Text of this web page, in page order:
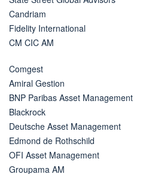
Candriam
Fidelity International
CM CIC AM
Comgest
Amiral Gestion
BNP Paribas Asset Management
Blackrock
Deutsche Asset Management
Edmond de Rothschild
OFI Asset Management
Groupama AM